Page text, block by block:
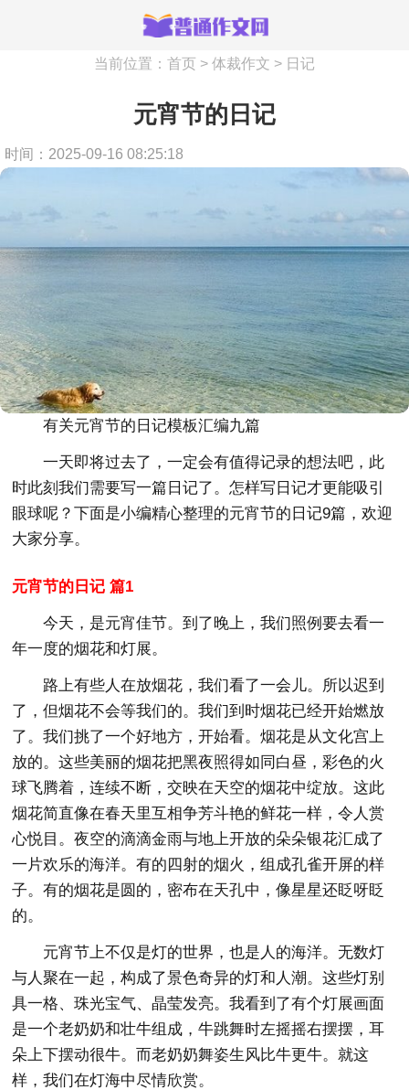
当前位置： 首页 > 体裁作文 > 日记
元宵节的日记
时间：2025-09-16 08:25:18
有关元宵节的日记模板汇编九篇
一天即将过去了，一定会有值得记录的想法吧，此
时此刻我们需要写一篇日记了。怎样写日记才更能吸引
眼球呢？下面是小编精心整理的元宵节的日记9篇，欢迎
大家分享。
元宵节的日记 篇1
今天，是元宵佳节。到了晚上，我们照例要去看一
年一度的烟花和灯展。
路上有些人在放烟花，我们看了一会儿。所以迟到
了，但烟花不会等我们的。我们到时烟花已经开始燃放
了。我们挑了一个好地方，开始看。烟花是从文化宫上
放的。这些美丽的烟花把黑夜照得如同白昼，彩色的火
球飞腾着，连续不断，交映在天空的烟花中绽放。这此
烟花简直像在春天里互相争芳斗艳的鲜花一样，令人赏
心悦目。夜空的滴滴金雨与地上开放的朵朵银花汇成了
一片欢乐的海洋。有的四射的烟火，组成孔雀开屏的样
子。有的烟花是圆的，密布在天孔中，像星星还眨呀眨
的。
元宵节上不仅是灯的世界，也是人的海洋。无数灯
与人聚在一起，构成了景色奇异的灯和人潮。这些灯别
具一格、珠光宝气、晶莹发亮。我看到了有个灯展画面
是一个老奶奶和壮牛组成，牛跳舞时左摇摇右摆摆，耳
朵上下摆动很牛。而老奶奶舞姿生风比牛更牛。就这
样，我们在灯海中尽情欣赏。